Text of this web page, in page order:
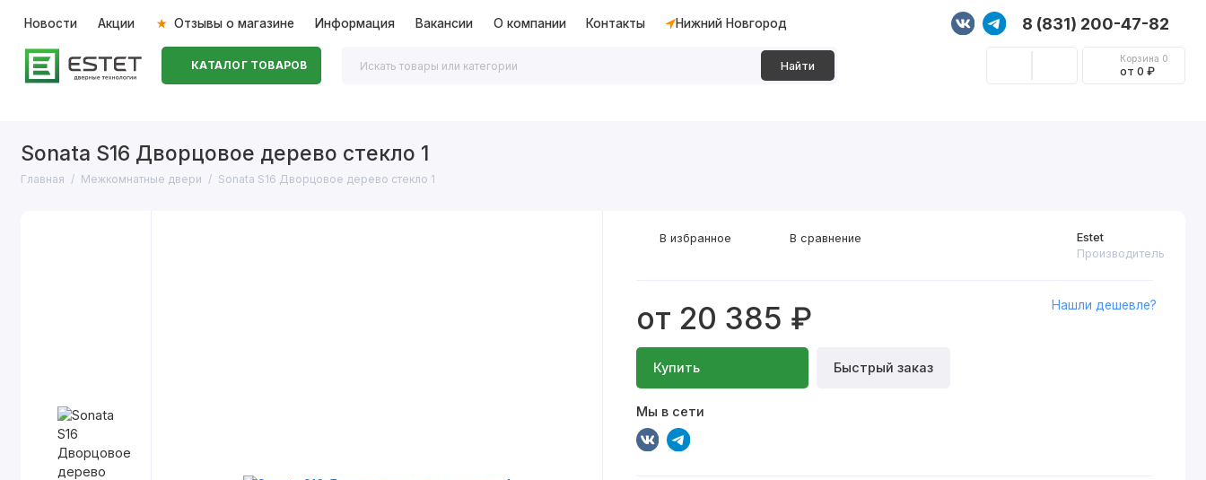
Новости Акции Отзывы о магазине Информация Вакансии О компании Контакты Нижний Новгород 8 (831) 200-47-82
КАТАЛОГ ТОВАРОВ Найти
Корзина 0
от 0 ₽
Sonata S16 Дворцовое дерево стекло 1
Главная Межкомнатные двери Sonata S16 Дворцовое дерево стекло 1
Estet
Производитель
от 20 385 ₽
Купить Быстрый заказ
Нашли дешевле?
Мы в сети
В избранное В сравнение